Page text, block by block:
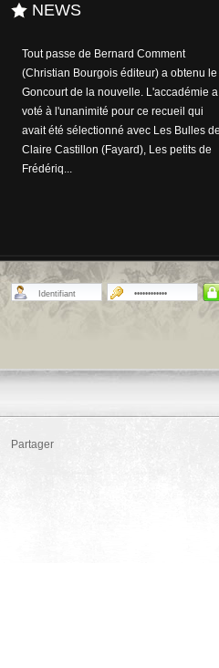
NEWS
A l'heure où le débat sur le numérique
envahit et affole le milieu de l'édition, le
bibiophile - entre autres - Karl Lagerfeld
(il dit détenir plus de 300.000 ouvrages
dans sa bibliothèque personnelle) a
trouvé la remède pour réconforter t...
Partager